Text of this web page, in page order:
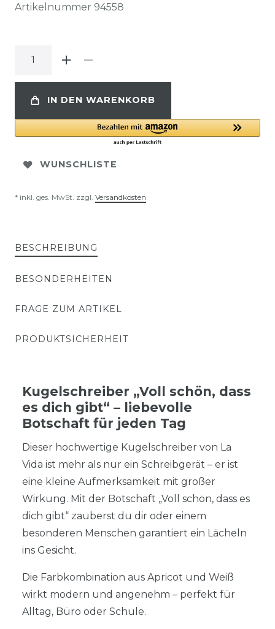
Artikelnummer 94558
IN DEN WARENKORB
WUNSCHLISTE
* inkl. ges. MwSt. zzgl. Versandkosten
BESCHREIBUNG
BESONDERHEITEN
FRAGE ZUM ARTIKEL
PRODUKTSICHERHEIT
Kugelschreiber „Voll schön, dass
es dich gibt“ – liebevolle
Botschaft für jeden Tag
Dieser hochwertige Kugelschreiber von La
Vida ist mehr als nur ein Schreibgerät – er ist
eine kleine Aufmerksamkeit mit großer
Wirkung. Mit der Botschaft „Voll schön, dass es
dich gibt“ zauberst du dir oder einem
besonderen Menschen garantiert ein Lächeln
ins Gesicht.
Die Farbkombination aus Apricot und Weiß
wirkt modern und angenehm – perfekt für
Alltag, Büro oder Schule.